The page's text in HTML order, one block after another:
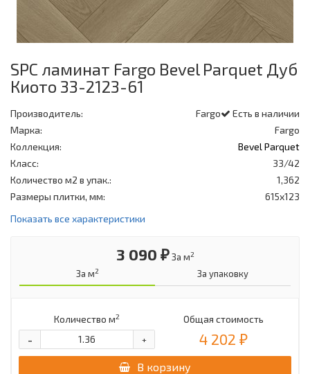
SPC ламинат Fargo Bevel Parquet Дуб
Киото 33-2123-61
Есть в наличии
Производитель:
Fargo
Марка:
Fargo
Коллекция:
Bevel Parquet
Класс:
33/42
Количество м2 в упак.:
1,362
Размеры плитки, мм:
615x123
Показать все характеристики
3 090 ₽ За м2
За м2 За упаковку
Количество м2
+
-
Общая стоимость
4 202 ₽
В корзину